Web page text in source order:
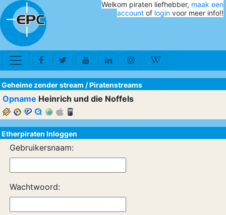
Welkom piraten liefhebber, maak een
account of login voor meer info!!
Geheime zender stream /Piratenstreams
Opname Heinrich und die Noffels
Etherpiraten Inloggen
Gebruikersnaam:
Wachtwoord: